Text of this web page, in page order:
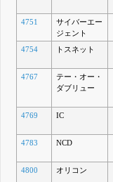
4751
サイバーエー
ジェント
4754 トスネット
4767
テー・オー・
ダブリュー
4769 IC
4783 NCD
4800 オリコン